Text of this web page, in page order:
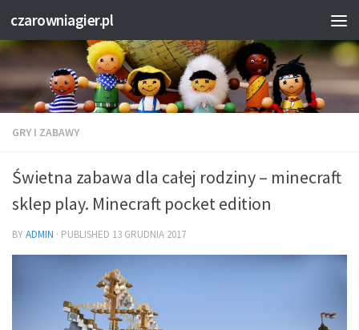
czarowniagier.pl
GRY I ZABAWY
Świetna zabawa dla całej rodziny – minecraft
sklep play. Minecraft pocket edition
BYADMIN · PUBLISHED 13 GRUDNIA 2017